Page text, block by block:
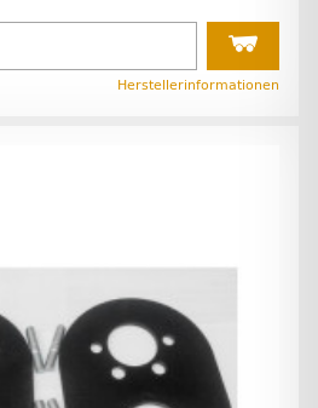
Herstellerinformationen